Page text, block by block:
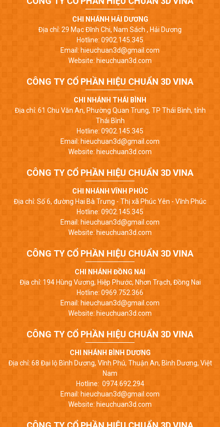
CHI NHÁNH HẢI DƯƠNG
Địa chỉ: 29 Mạc Đĩnh Chi, Nam Sách , Hải Dương
Hotline: 0902.145.345
Email: hieuchuan3d@gmail.com
Website: hieuchuan3d.com
CÔNG TY CỔ PHẦN HIỆU CHUẨN 3D VINA
CHI NHÁNH THÁI BÌNH
Địa chỉ: 61 Chu Văn An, Phường Quan Trung, TP Thái Bình, tỉnh
Thái Bình
Hotline: 0902.145.345
Email: hieuchuan3d@gmail.com
Website: hieuchuan3d.com
CÔNG TY CỔ PHẦN HIỆU CHUẨN 3D VINA
CHI NHÁNH VĨNH PHÚC
Địa chỉ: Số 6, đường Hai Bà Trưng - Thị xã Phúc Yên - Vĩnh Phúc
Hotline: 0902.145.345
Email: hieuchuan3d@gmail.com
Website: hieuchuan3d.com
CÔNG TY CỔ PHẦN HIỆU CHUẨN 3D VINA
CHI NHÁNH ĐỒNG NAI
Địa chỉ: 194 Hùng Vương, Hiệp Phước, Nhơn Trạch, Đồng Nai
Hotline: 0969.752.366
Email: hieuchuan3d@gmail.com
Website: hieuchuan3d.com
CÔNG TY CỔ PHẦN HIỆU CHUẨN 3D VINA
CHI NHÁNH BÌNH DƯƠNG
Địa chỉ: 68 Đại lộ Bình Dương, Vĩnh Phú, Thuận An, Bình Dương, Việt
Nam
Hotline: 0974.692.294
Email: hieuchuan3d@gmail.com
Website: hieuchuan3d.com